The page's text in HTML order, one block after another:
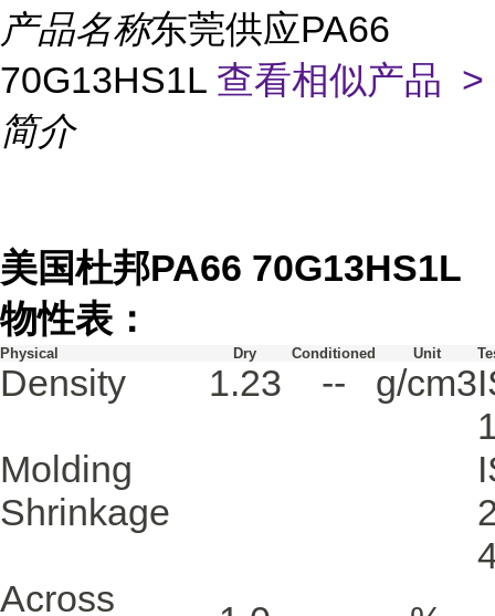
产品名称东莞供应PA66
70G13HS1L 查看相似产品 >
简介
美国杜邦PA66 70G13HS1L
物性表：
Physical Dry Conditioned Unit
Density 1.23 -- g/cm3
Molding
Shrinkage
Across